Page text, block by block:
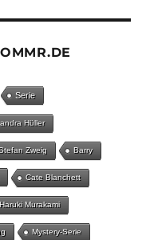
Serie
Hüller
Zweig Barry
Cate Blanchett
Haruki Murakami
Mystery-Serie